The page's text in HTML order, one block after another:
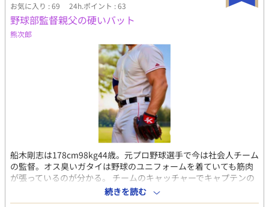
お気に入り : 69 24h.ポイント : 63
野球部監督親父の硬いバット
熊次郎
船木剛志は178cm98kg44歳。元プロ野球選手で今は社会人チーム
の監督。オス臭いガタイは野球のユニフォームを着ていても筋肉
が張っているのが分かる。 チームのキャッチャーでキャプテンの
慶太、息子でピッチャーの和人の三人の関係がノンケの船木の性
癖を変えていく、、、。
続きを読む